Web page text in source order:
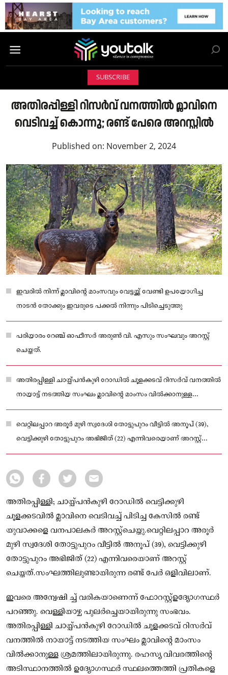
SUBSCRIBE
അതിരപ്പിള്ളി റിസര്‍വ് വനത്തില്‍ മ്ലാവിനെ
വെടിവച്ച്‌ കൊന്നു; രണ്ട് പേരെ അറസ്റ്റിൽ
Published on: November 2, 2024
ഇവരില്‍ നിന്ന് മ്ലാവിന്റെ മാംസവും വേട്ടയ്ക്ക്‌ വേണ്ടി ഉപയോഗിച്ച
നാടൻ തോക്കും ഇവരുടെ പക്കൽ നിന്നും പിടിച്ചെടുത്തു
പരിയാരം റേഞ്ച് ഓഫീസർ അരുണ്‍ വി. എസും സംഘവും അറസ്റ്റ്
ചെയ്തത്.
അതിരപ്പിള്ളി ചായ്പ്പൻകുഴി റോഡില്‍ ചൂളക്കടവ് റിസർവ് വനത്തില്‍
നായാട്ട് നടത്തിയ സംഘം മ്ലാവിൻ്റെ മാംസം വില്‍ക്കാനുള്ള
ശ്രമത്തിലായിരുന്നു
വെറ്റിലപ്പാറ അരൂർ മുഴി സ്വദേശി തോട്ടുപുറം വീട്ടില്‍ അനൂപ് (39),
വെട്ടിക്കുഴി തോട്ടുപുറം അഭിജിത് (22) എന്നിവരെയാണ് അറസ്റ്റ്
ചെയ്തത്.സംഘത്തിലുണ്ടായിരുന്ന രണ്ട് പേർ ഒളിവിലാണ്.
അതിരപ്പിള്ളി; ചായ്പ്പൻകുഴി റോഡില്‍ വെട്ടിക്കുഴി
ചൂളക്കടവില്‍ മ്ലാവിനെ വെടിവച്ച്‌ പിടിച്ച കേസില്‍ രണ്ട്
യുവാക്കളെ വനപാലകർ അറസ്റ്റ്ചെയ്തു.വെറ്റിലപ്പാറ അരൂർ
മുഴി സ്വദേശി തോട്ടുപുറം വീട്ടില്‍ അനൂപ് (39), വെട്ടിക്കുഴി
തോട്ടുപുറം അഭിജിത് (22) എന്നിവരെയാണ് അറസ്റ്റ്
ചെയ്തത്.സംഘത്തിലുണ്ടായിരുന്ന രണ്ട് പേർ ഒളിവിലാണ്.
ഇവരെ അന്വേഷി ച്ച്‌ വരികയാണെന്ന് ഫോറസ്റ്റ്‌ഉദ്യോഗസ്ഥർ
പറഞ്ഞു. വെള്ളിയാഴ്ച പുലർച്ചെയായിരുന്നു സംഭവം.
അതിരപ്പിള്ളി ചായ്പ്പൻകുഴി റോഡില്‍ ചൂളക്കടവ് റിസർവ്
വനത്തില്‍ നായാട്ട് നടത്തിയ സംഘം മ്ലാവിൻ്റെ മാംസം
വില്‍ക്കാനുള്ള ശ്രമത്തിലായിരുന്നു. രഹസ്യ വിവരത്തിൻ്റെ
അടിസ്ഥാനത്തില്‍ ഉദ്യോഗസ്ഥർ സ്ഥലത്തെത്തി പ്രതികളെ